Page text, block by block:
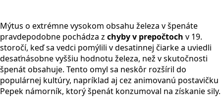
Mýtus o extrémne vysokom obsahu železa v špenáte
pravdepodobne pochádza z chyby v prepočtoch v 19.
storočí, keď sa vedci pomýlili v desatinnej čiarke a uviedli
desaťnásobne vyššiu hodnotu železa, než v skutočnosti
špenát obsahuje. Tento omyl sa neskôr rozšíril do
populárnej kultúry, napríklad aj cez animovanú postavičku
Pepek námorník, ktorý špenát konzumoval na získanie sily.